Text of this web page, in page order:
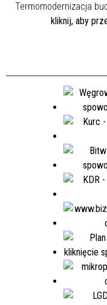
Termomodernizacja
kliknij, aby